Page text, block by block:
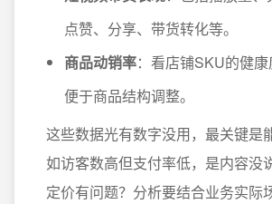
点赞、分享、带货转化等。
商品动销率：看店铺SKU的健康
便于商品结构调整。
这些数据光有数字没用，最关键是
如访客数高但支付率低，是内容没
定价有问题？分析要结合业务实际